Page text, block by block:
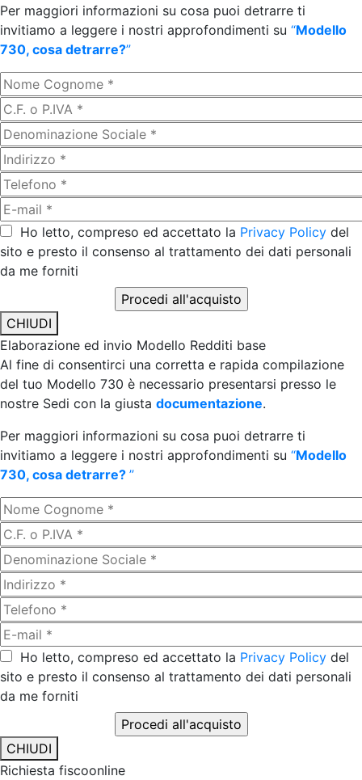
Per maggiori informazioni su cosa puoi detrarre ti
invitiamo a leggere i nostri approfondimenti su “Modello
730, cosa detrarre?”
Ho letto, compreso ed accettato la Privacy Policy del
sito e presto il consenso al trattamento dei dati personali
da me forniti
CHIUDI
Elaborazione ed invio Modello Redditi base
Al fine di consentirci una corretta e rapida compilazione
del tuo Modello 730 è necessario presentarsi presso le
nostre Sedi con la giusta documentazione.
Per maggiori informazioni su cosa puoi detrarre ti
invitiamo a leggere i nostri approfondimenti su “Modello
730, cosa detrarre? ”
Ho letto, compreso ed accettato la Privacy Policy del
sito e presto il consenso al trattamento dei dati personali
da me forniti
CHIUDI
Richiesta fiscoonline